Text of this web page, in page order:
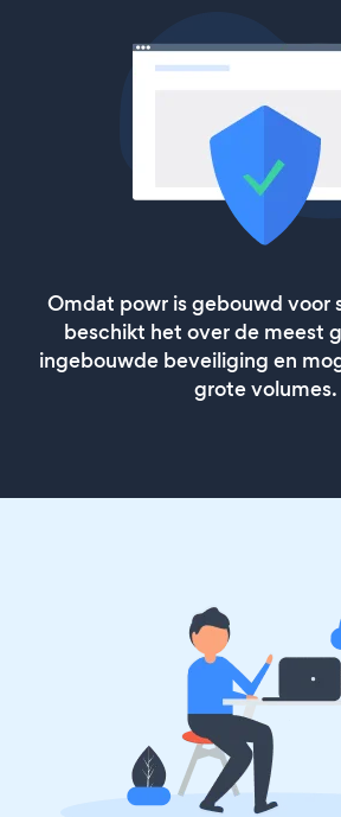
Omdat powr is gebouwd voor
beschikt het over de meest
ingebouwde beveiliging en
grote volumes.